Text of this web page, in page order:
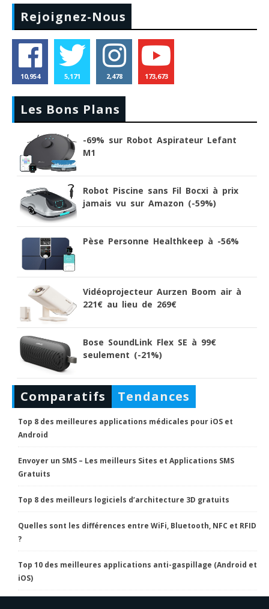
Rejoignez-Nous
10,954 5,171 2,478 173,673
Les Bons Plans
-69% sur Robot Aspirateur Lefant
M1
Robot Piscine sans Fil Bocxi à prix
jamais vu sur Amazon (-59%)
Pèse Personne Healthkeep à -56%
Vidéoprojecteur Aurzen Boom air à
221€ au lieu de 269€
Bose SoundLink Flex SE à 99€
seulement (-21%)
Comparatifs Tendances
Top 8 des meilleures applications médicales pour iOS et
Android
Envoyer un SMS – Les meilleurs Sites et Applications SMS
Gratuits
Top 8 des meilleurs logiciels d’architecture 3D gratuits
Quelles sont les différences entre WiFi, Bluetooth, NFC et RFID
?
Top 10 des meilleures applications anti-gaspillage (Android et
iOS)